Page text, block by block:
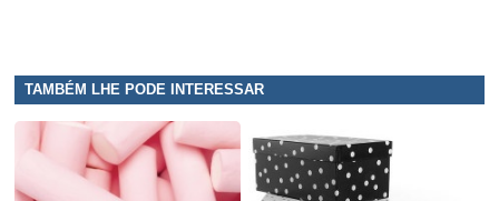
TAMBÉM LHE PODE INTERESSAR